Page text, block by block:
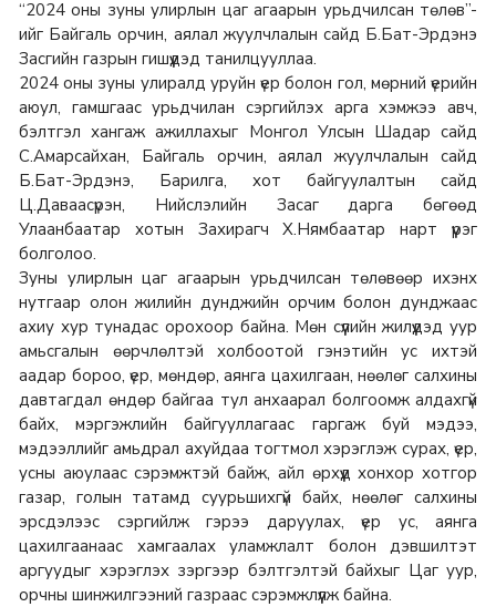
“2024 оны зуны улирлын цаг агаарын урьдчилсан төлөв”-
ийг Байгаль орчин, аялал жуулчлалын сайд Б.Бат-Эрдэнэ
Засгийн газрын гишүүдэд танилцууллаа.
2024 оны зуны улиралд уруйн үер болон гол, мөрний үерийн
аюул, гамшгаас урьдчилан сэргийлэх арга хэмжээ авч,
бэлтгэл хангаж ажиллахыг Монгол Улсын Шадар сайд
С.Амарсайхан, Байгаль орчин, аялал жуулчлалын сайд
Б.Бат-Эрдэнэ, Барилга, хот байгуулалтын сайд
Ц.Даваасүрэн, Нийслэлийн Засаг дарга бөгөөд
Улаанбаатар хотын Захирагч Х.Нямбаатар нарт үүрэг
болголоо.
Зуны улирлын цаг агаарын урьдчилсан төлөвөөр ихэнх
нутгаар олон жилийн дунджийн орчим болон дунджаас
ахиу хур тунадас орохоор байна. Мөн сүүлийн жилүүдэд уур
амьсгалын өөрчлөлтэй холбоотой гэнэтийн ус ихтэй
аадар бороо, үер, мөндөр, аянга цахилгаан, нөөлөг салхины
давтагдал өндөр байгаа тул анхаарал болгоомж алдахгүй
байх, мэргэжлийн байгууллагаас гаргаж буй мэдээ,
мэдээллийг амьдрал ахуйдаа тогтмол хэрэглэж сурах, үер,
усны аюулаас сэрэмжтэй байж, айл өрхүүд хонхор хотгор
газар, голын татамд суурьшихгүй байх, нөөлөг салхины
эрсдэлээс сэргийлж гэрээ даруулах, үер ус, аянга
цахилгаанаас хамгаалах уламжлалт болон дэвшилтэт
аргуудыг хэрэглэх зэргээр бэлтгэлтэй байхыг Цаг уур,
орчны шинжилгээний газраас сэрэмжлүүлж байна.